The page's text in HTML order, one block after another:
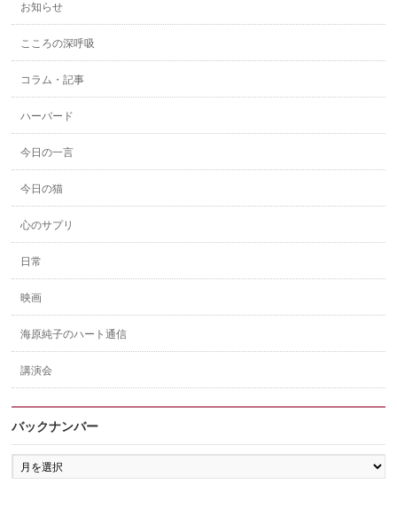
お知らせ
こころの深呼吸
コラム・記事
ハーバード
今日の一言
今日の猫
心のサプリ
日常
映画
海原純子のハート通信
講演会
バックナンバー
バ
ッ